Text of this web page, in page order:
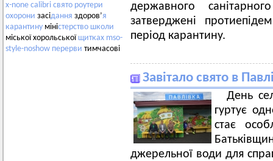
x-none calibri свято роутери
охорони засідання здоров’я
карантину міністерство школи
міської хорольської щитках mso-
style-noshow перерви тимчасові
державного
затверджені
період карантину.
Завітало свято в
День
гуртує
стає
джерельної води для